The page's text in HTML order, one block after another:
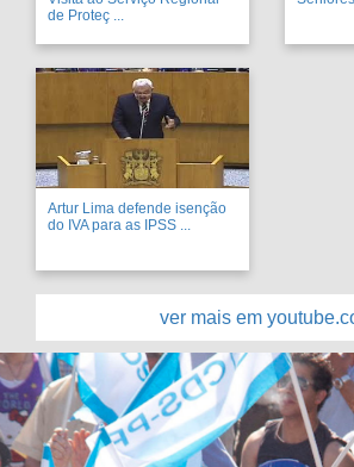
de Proteç ...
Artur Lima defende isenção
do IVA para as IPSS ...
ver mais em